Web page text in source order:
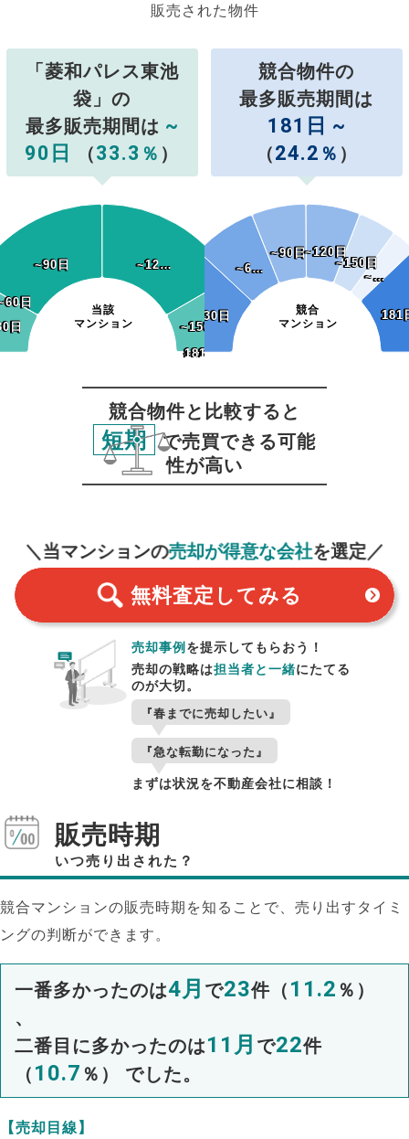
販売された物件
「菱和パレス東池
袋」の
最多販売期間は ~
90日
（33.3 ％ ）
当該
マンション
日
日
日
日
~90日
~90日 ~12…
~12…
~150日
~150日
~180日
~180日
181日~
181日~
競合物件の
最多販売期間は
181日 ~
（24.2 ％ ）
競合
マンション
~30日
~30日
~6…
~6…
~90日
~90日~120日
~120日
~150日
~150日
~…
~…
181
181
競合物件と比較すると
短期
で売買できる可能
性が高い
＼当マンションの売却が得意な会社を選定／
無料査定 してみる
売却事例を提示してもらおう！
売却の戦略は担当者と一緒にたてる
のが大切。
『春までに売却したい』
『急な転勤になった』
まずは状況を不動産会社に相談！
販売時期
いつ売り出された？
競合マンションの販売時期を知ることで、売り出すタイミ
ングの判断ができます。
一番多かったのは4月 で23件（ 11.2 ％）
、
二番目に多かったのは11月 で22件
（ 10.7 ％） でした。
【売却目線】